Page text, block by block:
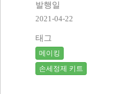
발행일
2021-04-22
태그
메이킹
손세정제 키트